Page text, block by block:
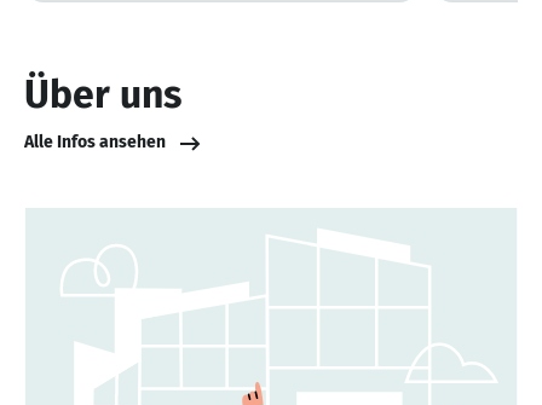
Über uns
Alle Infos ansehen